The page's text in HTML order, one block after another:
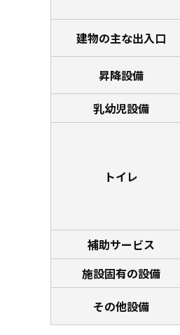
建物の主な出入口
昇降設備
乳幼児設備
トイレ
補助サービス
施設固有の設備
その他設備